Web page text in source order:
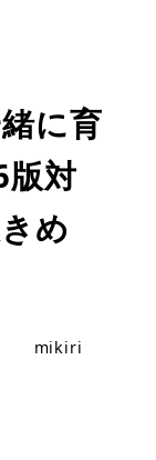
に育
版対
きめ
mikiri